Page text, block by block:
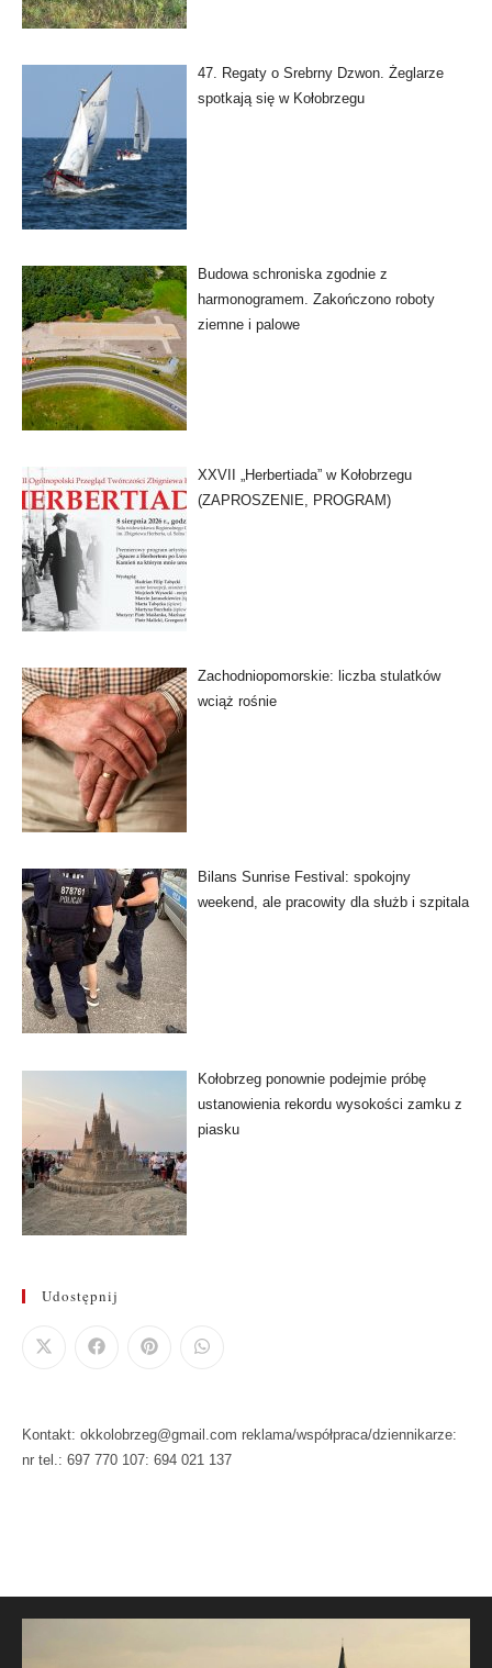
47. Regaty o Srebrny Dzwon. Żeglarze
spotkają się w Kołobrzegu
Budowa schroniska zgodnie z
harmonogramem. Zakończono roboty
ziemne i palowe
XXVII „Herbertiada” w Kołobrzegu
(ZAPROSZENIE, PROGRAM)
Zachodniopomorskie: liczba stulatków
wciąż rośnie
Bilans Sunrise Festival: spokojny
weekend, ale pracowity dla służb i szpitala
Kołobrzeg ponownie podejmie próbę
ustanowienia rekordu wysokości zamku z
piasku
Udostępnij
Kontakt: okkolobrzeg@gmail.com reklama/współpraca/dziennikarze:
nr tel.: 697 770 107: 694 021 137